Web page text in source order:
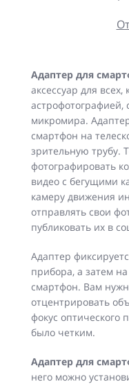
Адаптер для
аксессуар для всех,
микромира.
смартфон на
зрительную трубу.
фотографировать
видео с бегущими
камеру движения
отправлять свои
публиковать их в
Адаптер
прибора, а затем
смартфон. Вам
отцентрировать
фокус оптического
было четким.
Адаптер для
него можно